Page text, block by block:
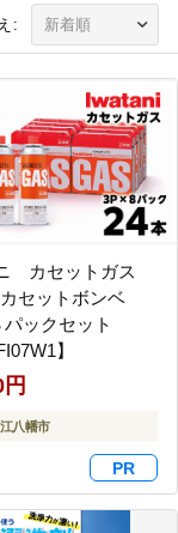
:
カセットガス
セットボンベ
ックセット
】
八幡市